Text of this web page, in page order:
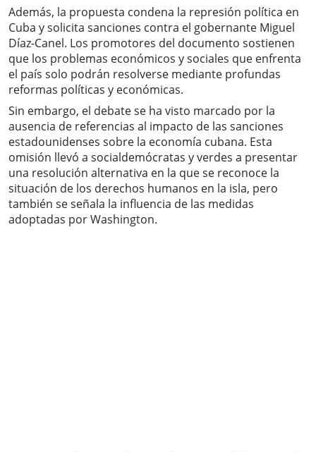
Además, la propuesta condena la represión política en
Cuba y solicita sanciones contra el gobernante Miguel
Díaz-Canel. Los promotores del documento sostienen
que los problemas económicos y sociales que enfrenta
el país solo podrán resolverse mediante profundas
reformas políticas y económicas.
Sin embargo, el debate se ha visto marcado por la
ausencia de referencias al impacto de las sanciones
estadounidenses sobre la economía cubana. Esta
omisión llevó a socialdemócratas y verdes a presentar
una resolución alternativa en la que se reconoce la
situación de los derechos humanos en la isla, pero
también se señala la influencia de las medidas
adoptadas por Washington.